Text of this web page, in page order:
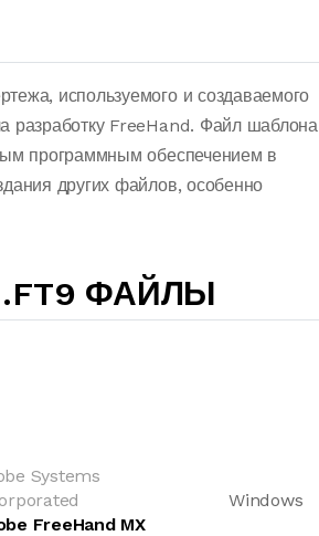
используемого и создаваемого
разработку FreeHand. Файл шаблона
программным обеспечением в
других файлов, особенно
ФАЙЛЫ
Systems
FreeHand MX
Windows